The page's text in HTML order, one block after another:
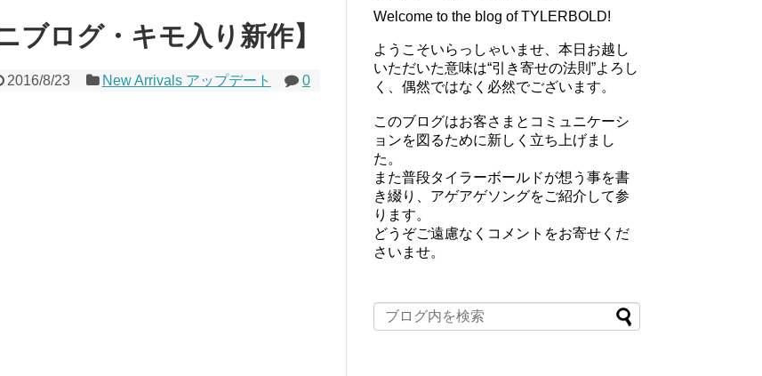
ブログ・キモ入り新作】
2016/8/23 New Arrivals アップデート 0
Welcome to the blog of TYLERBOLD!
ようこそいらっしゃいませ、本日お越し
いただいた意味は“引き寄せの法則”よろし
く、偶然ではなく必然でございます。
このブログはお客さまとコミュニケーシ
ョンを図るために新しく立ち上げまし
た。
また普段タイラーボールドが想う事を書
き綴り、アゲアゲソングをご紹介して参
ります。
どうぞご遠慮なくコメントをお寄せくだ
さいませ。